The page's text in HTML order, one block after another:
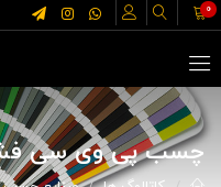
0
چسب پی وی سی